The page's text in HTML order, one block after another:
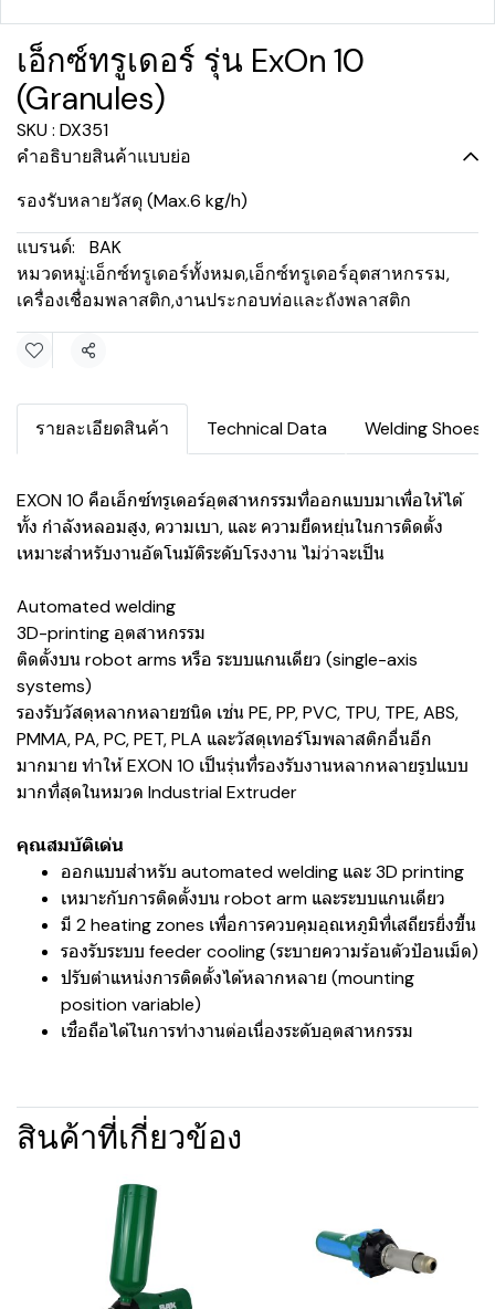
เอ็กซ์ทรูเดอร์ รุ่น ExOn 10
(Granules)
SKU : DX351
คำอธิบายสินค้าแบบย่อ
รองรับหลายวัสดุ (Max.6 kg/h)
แบรนด์:
BAK
หมวดหมู่:เอ็กซ์ทรูเดอร์ทั้งหมด,เอ็กซ์ทรูเดอร์อุตสาหกรรม,
เครื่องเชื่อมพลาสติก,งานประกอบท่อและถังพลาสติก
แชร์
รายละเอียดสินค้า Technical Data Welding Shoes
EXON 10 คือเอ็กซ์ทรูเดอร์อุตสาหกรรมที่ออกแบบมาเพื่อให้ได้
ทั้ง กำลังหลอมสูง, ความเบา, และ ความยืดหยุ่นในการติดตั้ง
เหมาะสำหรับงานอัตโนมัติระดับโรงงาน ไม่ว่าจะเป็น
Automated welding
3D-printing อุตสาหกรรม
ติดตั้งบน robot arms หรือ ระบบแกนเดียว (single-axis
systems)
รองรับวัสดุหลากหลายชนิด เช่น PE, PP, PVC, TPU, TPE, ABS,
PMMA, PA, PC, PET, PLA และวัสดุเทอร์โมพลาสติกอื่นอีก
มากมาย ทำให้ EXON 10 เป็นรุ่นที่รองรับงานหลากหลายรูปแบบ
มากที่สุดในหมวด Industrial Extruder
คุณสมบัติเด่น
ออกแบบสำหรับ automated welding และ 3D printing
เหมาะกับการติดตั้งบน robot arm และระบบแกนเดียว
มี 2 heating zones เพื่อการควบคุมอุณหภูมิที่เสถียรยิ่งขึ้น
รองรับระบบ feeder cooling (ระบายความร้อนตัวป้อนเม็ด)
ปรับตำแหน่งการติดตั้งได้หลากหลาย (mounting
position variable)
เชื่อถือได้ในการทำงานต่อเนื่องระดับอุตสาหกรรม
สินค้าที่เกี่ยวข้อง